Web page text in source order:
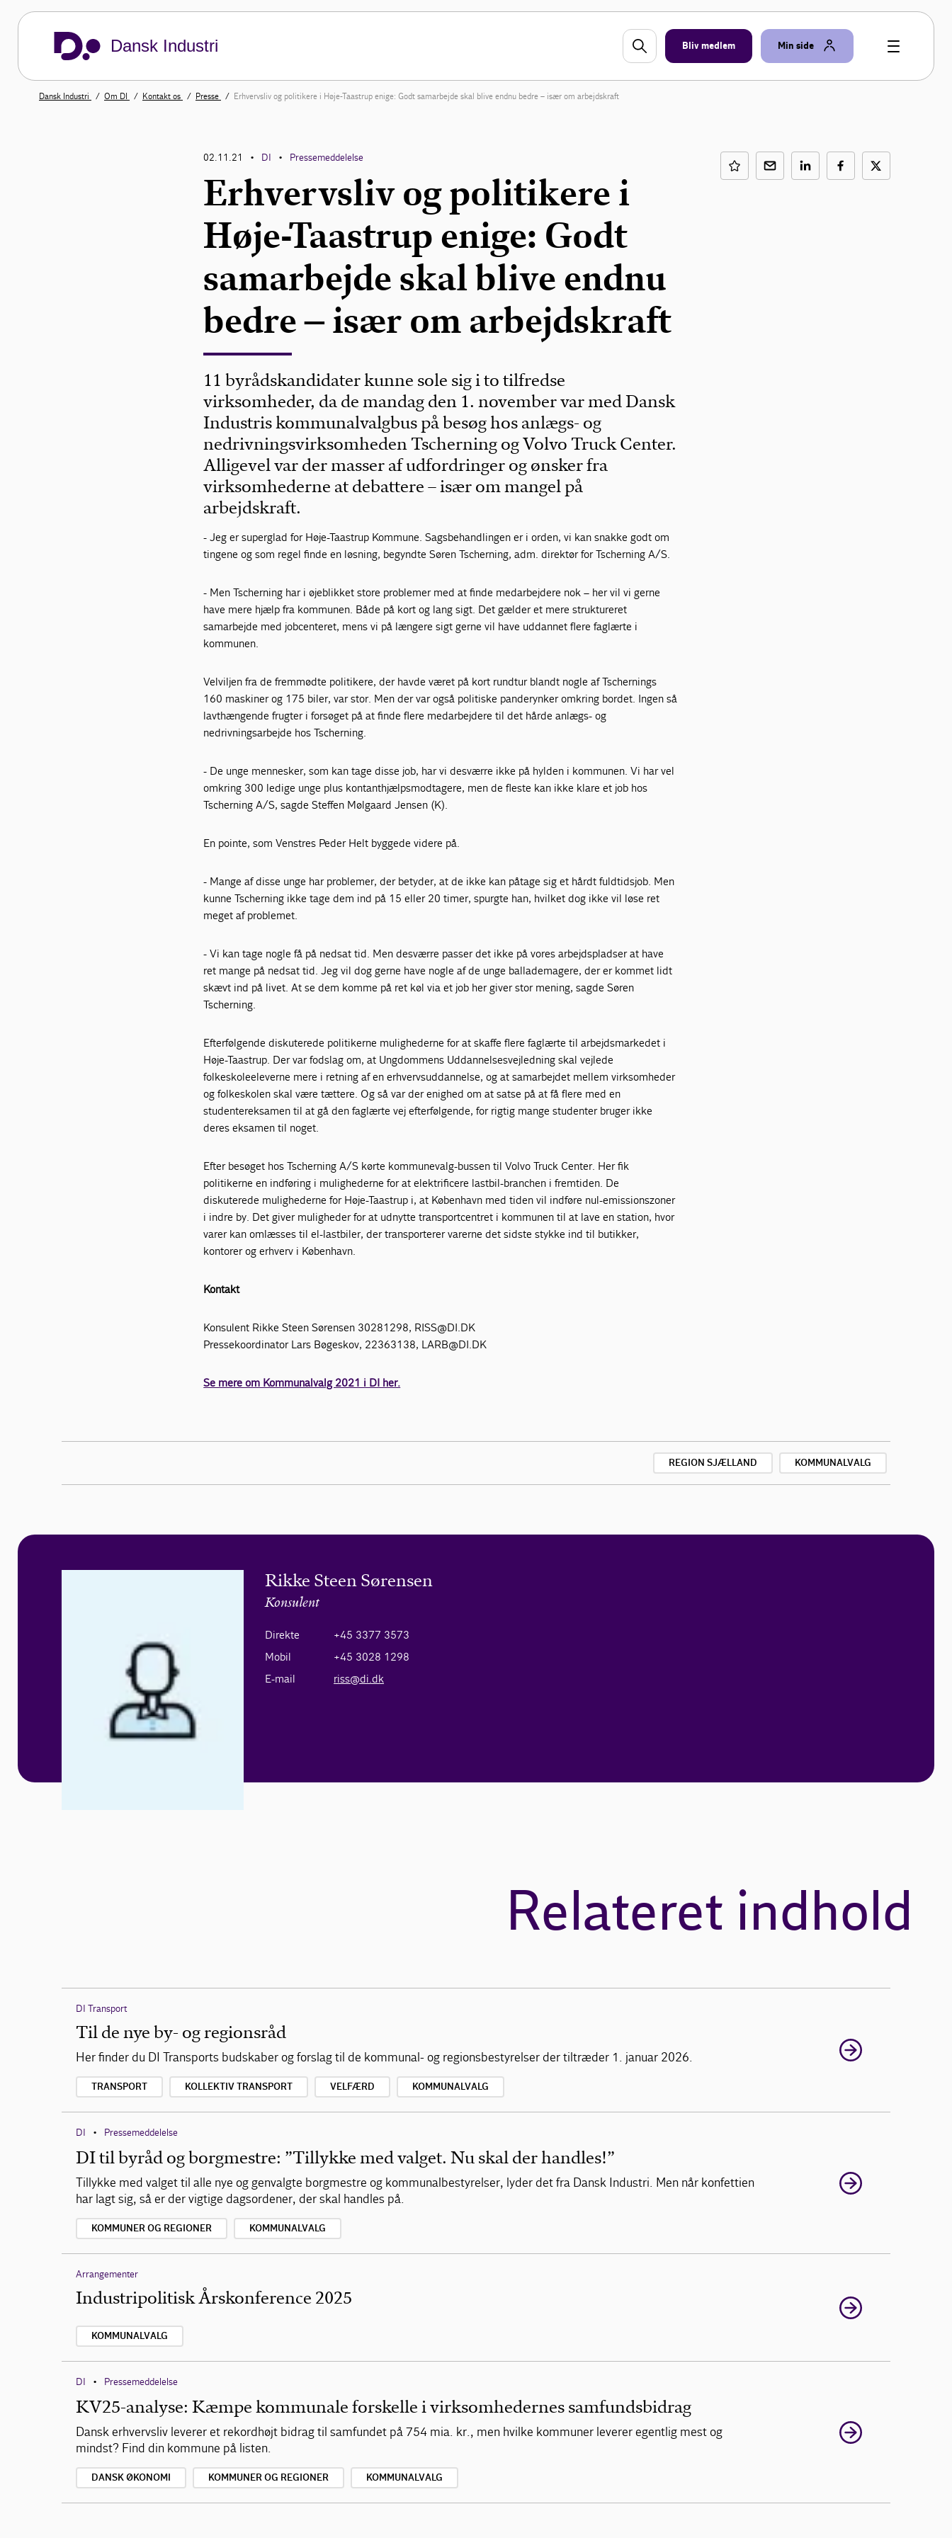
Dansk Industri Bliv medlem Min side
Dansk Industri Om DI Kontakt os Presse Erhvervsliv og politikere i Høje-Taastrup enige: Godt samarbejde skal blive endnu bedre – især om arbejdskraft
02.11.21 • DI • Pressemeddelelse
Erhvervsliv og politikere i
Høje-Taastrup enige: Godt
samarbejde skal blive endnu
bedre – især om arbejdskraft
11 byrådskandidater kunne sole sig i to tilfredse
virksomheder, da de mandag den 1. november var med Dansk
Industris kommunalvalgbus på besøg hos anlægs- og
nedrivningsvirksomheden Tscherning og Volvo Truck Center.
Alligevel var der masser af udfordringer og ønsker fra
virksomhederne at debattere – især om mangel på
arbejdskraft.
- Jeg er superglad for Høje-Taastrup Kommune. Sagsbehandlingen er i orden, vi kan snakke godt om
tingene og som regel finde en løsning, begyndte Søren Tscherning, adm. direktør for Tscherning A/S.
- Men Tscherning har i øjeblikket store problemer med at finde medarbejdere nok – her vil vi gerne
have mere hjælp fra kommunen. Både på kort og lang sigt. Det gælder et mere struktureret
samarbejde med jobcenteret, mens vi på længere sigt gerne vil have uddannet flere faglærte i
kommunen.
Velviljen fra de fremmødte politikere, der havde været på kort rundtur blandt nogle af Tschernings
160 maskiner og 175 biler, var stor. Men der var også politiske panderynker omkring bordet. Ingen så
lavthængende frugter i forsøget på at finde flere medarbejdere til det hårde anlægs- og
nedrivningsarbejde hos Tscherning.
- De unge mennesker, som kan tage disse job, har vi desværre ikke på hylden i kommunen. Vi har vel
omkring 300 ledige unge plus kontanthjælpsmodtagere, men de fleste kan ikke klare et job hos
Tscherning A/S, sagde Steffen Mølgaard Jensen (K).
En pointe, som Venstres Peder Helt byggede videre på.
- Mange af disse unge har problemer, der betyder, at de ikke kan påtage sig et hårdt fuldtidsjob. Men
kunne Tscherning ikke tage dem ind på 15 eller 20 timer, spurgte han, hvilket dog ikke vil løse ret
meget af problemet.
- Vi kan tage nogle få på nedsat tid. Men desværre passer det ikke på vores arbejdspladser at have
ret mange på nedsat tid. Jeg vil dog gerne have nogle af de unge ballademagere, der er kommet lidt
skævt ind på livet. At se dem komme på ret køl via et job her giver stor mening, sagde Søren
Tscherning.
Efterfølgende diskuterede politikerne mulighederne for at skaffe flere faglærte til arbejdsmarkedet i
Høje-Taastrup. Der var fodslag om, at Ungdommens Uddannelsesvejledning skal vejlede
folkeskoleeleverne mere i retning af en erhvervsuddannelse, og at samarbejdet mellem virksomheder
og folkeskolen skal være tættere. Og så var der enighed om at satse på at få flere med en
studentereksamen til at gå den faglærte vej efterfølgende, for rigtig mange studenter bruger ikke
deres eksamen til noget.
Efter besøget hos Tscherning A/S kørte kommunevalg-bussen til Volvo Truck Center. Her fik
politikerne en indføring i mulighederne for at elektrificere lastbil-branchen i fremtiden. De
diskuterede mulighederne for Høje-Taastrup i, at København med tiden vil indføre nul-emissionszoner
i indre by. Det giver muligheder for at udnytte transportcentret i kommunen til at lave en station, hvor
varer kan omlæsses til el-lastbiler, der transporterer varerne det sidste stykke ind til butikker,
kontorer og erhverv i København.
Kontakt
Konsulent Rikke Steen Sørensen 30281298, RISS@DI.DK
Pressekoordinator Lars Bøgeskov, 22363138, LARB@DI.DK
Se mere om Kommunalvalg 2021 i DI her.
REGION SJÆLLAND KOMMUNALVALG
Rikke Steen Sørensen
Konsulent
Direkte
+45 3377 3573
Mobil
+45 3028 1298
E-mail
riss@di.dk
Relateret indhold
DI Transport
Til de nye by- og regionsråd
Her finder du DI Transports budskaber og forslag til de kommunal- og regionsbestyrelser der tiltræder 1. januar 2026.
TRANSPORT KOLLEKTIV TRANSPORT VELFÆRD KOMMUNALVALG
DI • Pressemeddelelse
DI til byråd og borgmestre: ”Tillykke med valget. Nu skal der handles!”
Tillykke med valget til alle nye og genvalgte borgmestre og kommunalbestyrelser, lyder det fra Dansk Industri. Men når konfettien
har lagt sig, så er der vigtige dagsordener, der skal handles på.
KOMMUNER OG REGIONER KOMMUNALVALG
Arrangementer
Industripolitisk Årskonference 2025
KOMMUNALVALG
DI • Pressemeddelelse
KV25-analyse: Kæmpe kommunale forskelle i virksomhedernes samfundsbidrag
Dansk erhvervsliv leverer et rekordhøjt bidrag til samfundet på 754 mia. kr., men hvilke kommuner leverer egentlig mest og
mindst? Find din kommune på listen.
DANSK ØKONOMI KOMMUNER OG REGIONER KOMMUNALVALG